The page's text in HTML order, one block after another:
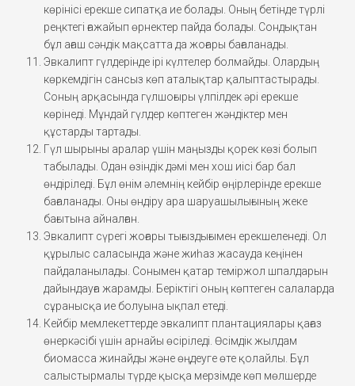
көрінісі ерекше сипатқа ие болады. Оның бетінде түрлі
реңктегі ғажайып өрнектер пайда болады. Сондықтан
бұл ағаш сәндік мақсатта да жоғары бағаланады.
Эвкалипт гүлдерінде ірі күлтелер болмайды. Олардың
көркемдігін сансыз көп аталықтар қалыптастырады.
Соның арқасында гүлшоғыры үлпілдек әрі ерекше
көрінеді. Мұндай гүлдер көптеген жәндіктер мен
құстарды тартады.
Гүл шырыны аралар үшін маңызды қорек көзі болып
табылады. Одан өзіндік дәмі мен хош иісі бар бал
өндіріледі. Бұл өнім әлемнің кейбір өңірлерінде ерекше
бағаланады. Оны өндіру ара шаруашылығының жеке
бағытына айналған.
Эвкалипт сүрегі жоғары тығыздығымен ерекшеленеді. Ол
құрылыс саласында және жиһаз жасауда кеңінен
пайдаланылады. Сонымен қатар теміржол шпалдарын
дайындауға жарамды. Беріктігі оның көптеген салаларда
сұранысқа ие болуына ықпал етеді.
Кейбір мемлекеттерде эвкалипт плантациялары қағаз
өнеркәсібі үшін арнайы өсіріледі. Өсімдік жылдам
биомасса жинайды және өңдеуге өте қолайлы. Бұл
салыстырмалы түрде қысқа мерзімде көп мөлшерде